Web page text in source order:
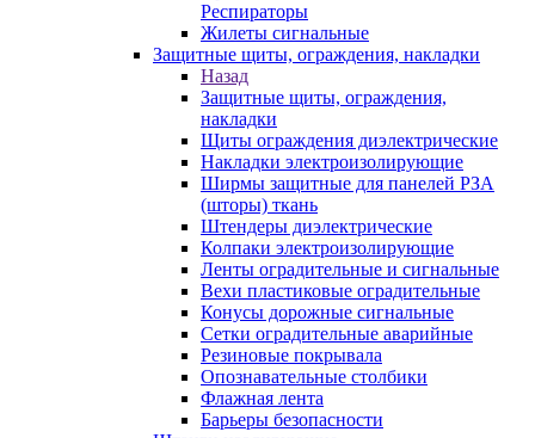
Респираторы
Жилеты сигнальные
Защитные щиты, ограждения, накладки
Назад
Защитные щиты, ограждения,
накладки
Щиты ограждения диэлектрические
Накладки электроизолирующие
Ширмы защитные для панелей РЗА
(шторы) ткань
Штендеры диэлектрические
Колпаки электроизолирующие
Ленты оградительные и сигнальные
Вехи пластиковые оградительные
Конусы дорожные сигнальные
Сетки оградительные аварийные
Резиновые покрывала
Опознавательные столбики
Флажная лента
Барьеры безопасности